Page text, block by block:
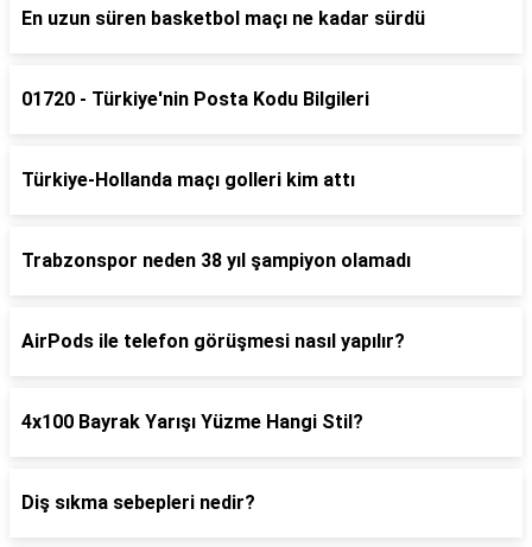
En uzun süren basketbol maçı ne kadar sürdü
01720 - Türkiye'nin Posta Kodu Bilgileri
Türkiye-Hollanda maçı golleri kim attı
Trabzonspor neden 38 yıl şampiyon olamadı
AirPods ile telefon görüşmesi nasıl yapılır?
4x100 Bayrak Yarışı Yüzme Hangi Stil?
Diş sıkma sebepleri nedir?